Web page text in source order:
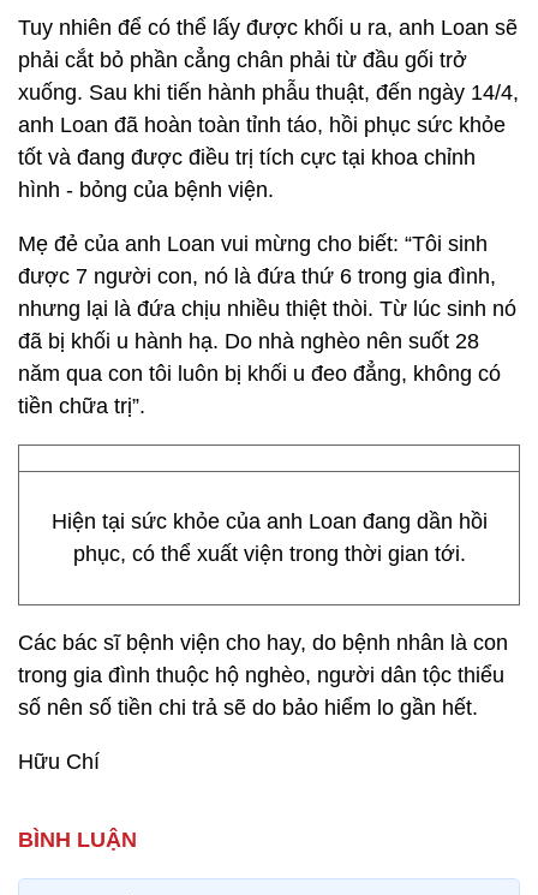
Tuy nhiên để có thể lấy được khối u ra, anh Loan sẽ
phải cắt bỏ phần cẳng chân phải từ đầu gối trở
xuống. Sau khi tiến hành phẫu thuật, đến ngày 14/4,
anh Loan đã hoàn toàn tỉnh táo, hồi phục sức khỏe
tốt và đang được điều trị tích cực tại khoa chỉnh
hình - bỏng của bệnh viện.
Mẹ đẻ của anh Loan vui mừng cho biết: “Tôi sinh
được 7 người con, nó là đứa thứ 6 trong gia đình,
nhưng lại là đứa chịu nhiều thiệt thòi. Từ lúc sinh nó
đã bị khối u hành hạ. Do nhà nghèo nên suốt 28
năm qua con tôi luôn bị khối u đeo đẳng, không có
tiền chữa trị”.
Hiện tại sức khỏe của anh Loan đang dần hồi
phục, có thể xuất viện trong thời gian tới.
Các bác sĩ bệnh viện cho hay, do bệnh nhân là con
trong gia đình thuộc hộ nghèo, người dân tộc thiểu
số nên số tiền chi trả sẽ do bảo hiểm lo gần hết.
Hữu Chí